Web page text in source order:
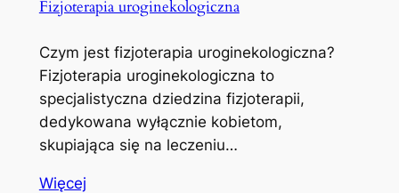
Fizjoterapia uroginekologiczna
Czym jest fizjoterapia uroginekologiczna?
Fizjoterapia uroginekologiczna to
specjalistyczna dziedzina fizjoterapii,
dedykowana wyłącznie kobietom,
skupiająca się na leczeniu…
Więcej